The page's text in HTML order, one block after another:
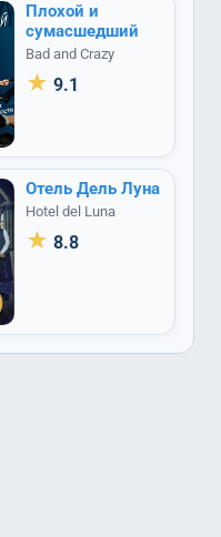
Плохой и
сумасшедший
Bad and Crazy
★ 9.1
Отель Дель Луна
Hotel del Luna
★ 8.8